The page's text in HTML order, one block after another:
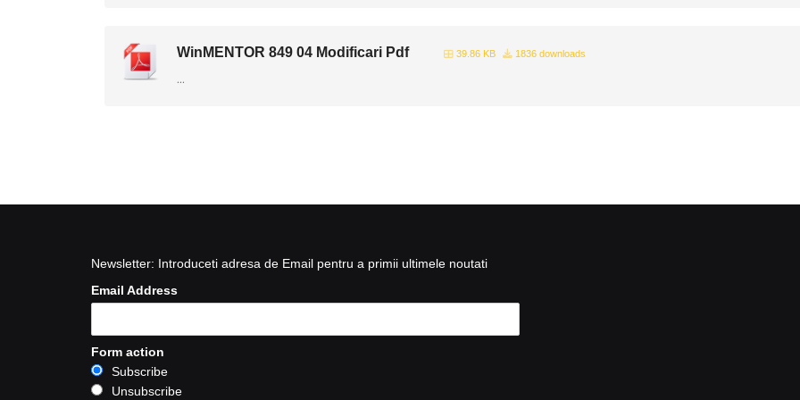
WinMENTOR 849 04 Modificari Pdf 39.86 KB 1836 downloads
...
Newsletter: Introduceti adresa de Email pentru a primii ultimele noutati
Email Address
Form action
Subscribe
Unsubscribe